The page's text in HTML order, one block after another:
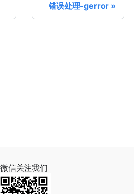
错误处理-gerror
微信关注我们